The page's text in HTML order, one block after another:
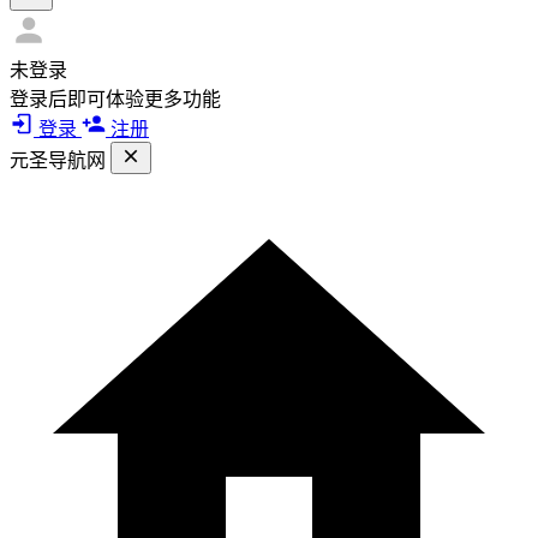
未登录
登录后即可体验更多功能
登录
注册
元圣导航网